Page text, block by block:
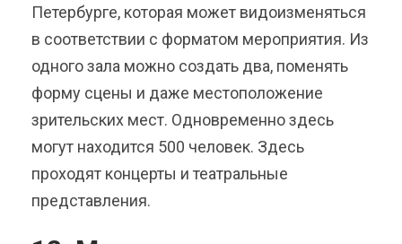
Петербурге, которая может видоизменяться
в соответствии с форматом мероприятия. Из
одного зала можно создать два, поменять
форму сцены и даже местоположение
зрительских мест. Одновременно здесь
могут находится 500 человек. Здесь
проходят концерты и театральные
представления.